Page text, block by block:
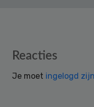
Reader
Reacties
Je moet ingelogd